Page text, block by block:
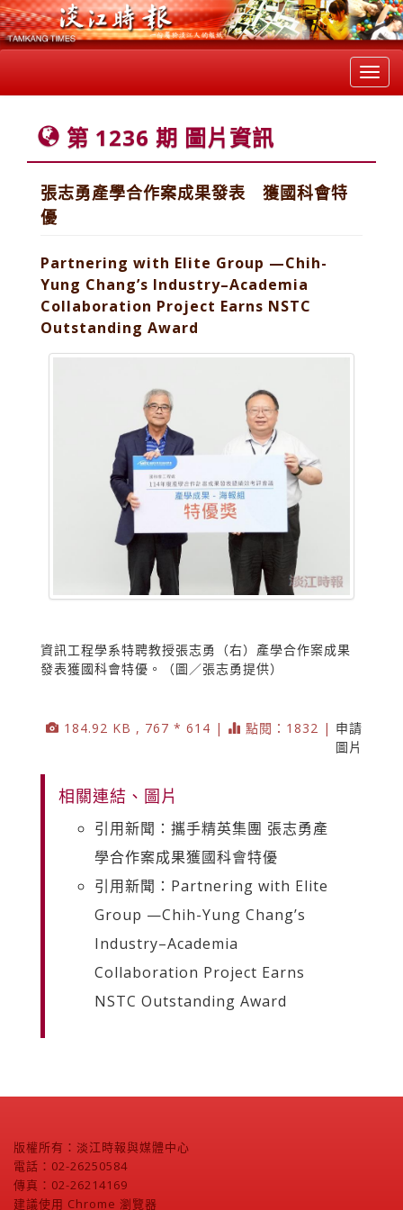
第 1236 期 圖片資訊
張志勇產學合作案成果發表 獲國科會特
優
Partnering with Elite Group —Chih-
Yung Chang’s Industry–Academia
Collaboration Project Earns NSTC
Outstanding Award
資訊工程學系特聘教授張志勇（右）產學合作案成果
發表獲國科會特優。（圖／張志勇提供）
184.92 KB , 767 * 614 | 點閱：1832 | 申請
圖片
相關連結、圖片
引用新聞：攜手精英集團 張志勇產
學合作案成果獲國科會特優
引用新聞：Partnering with Elite
Group —Chih-Yung Chang’s
Industry–Academia
Collaboration Project Earns
NSTC Outstanding Award
版權所有：淡江時報與媒體中心
電話：02-26250584
傳真：02-26214169
建議使用 Chrome 瀏覽器